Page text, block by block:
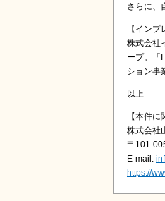
さらに、
【インプ
株式会社
ープ。「
ション事
以上
【本件に
株式会社
〒101-
E-mail:
https://